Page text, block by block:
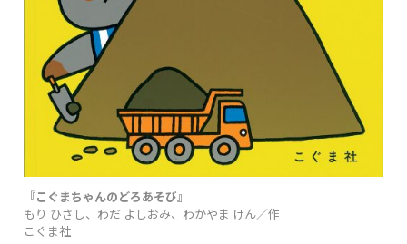
『こぐまちゃんのどろあそび』
もり ひさし、わだ よしおみ、わかやま けん／作
こぐま社